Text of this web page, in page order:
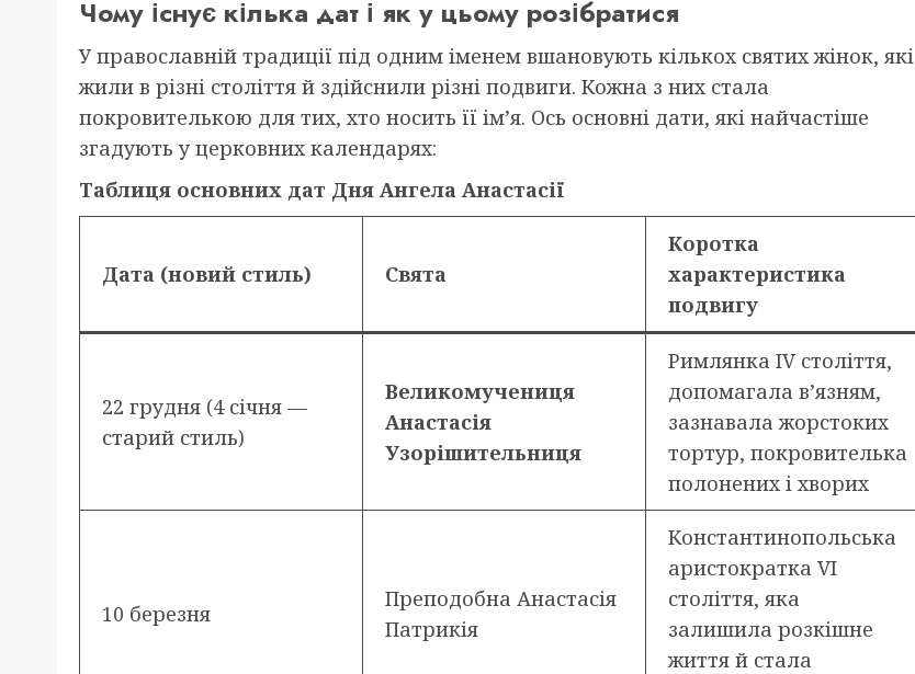
Чому існує кілька дат і як у цьому розібратися
У православній традиції під одним іменем вшановують кількох святих жінок, які
жили в різні століття й здійснили різні подвиги. Кожна з них стала
покровителькою для тих, хто носить її ім’я. Ось основні дати, які найчастіше
згадують у церковних календарях:
Таблиця основних дат Дня Ангела Анастасії
Дата (новий стиль) Свята
Коротка
характеристика
подвигу
22 грудня (4 січня —
старий стиль)
Великомучениця
Анастасія
Узорішительниця
Римлянка IV століття,
допомагала в’язням,
зазнавала жорстоких
тортур, покровителька
полонених і хворих
10 березня
Преподобна Анастасія
Патрикія
Константинопольська
аристократка VI
століття, яка
залишила розкішне
життя й стала